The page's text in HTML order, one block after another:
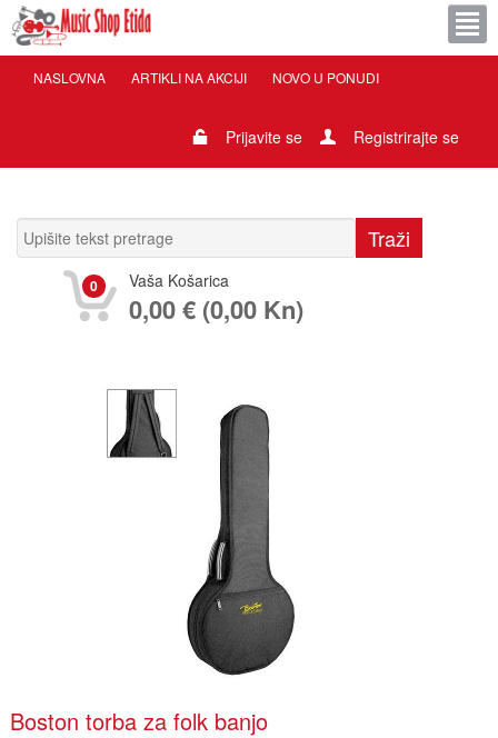
NASLOVNA ARTIKLI NA AKCIJI NOVO U PONUDI
Prijavite se Registrirajte se
0 Vaša Košarica
0,00 € (0,00 Kn)
Boston torba za folk banjo